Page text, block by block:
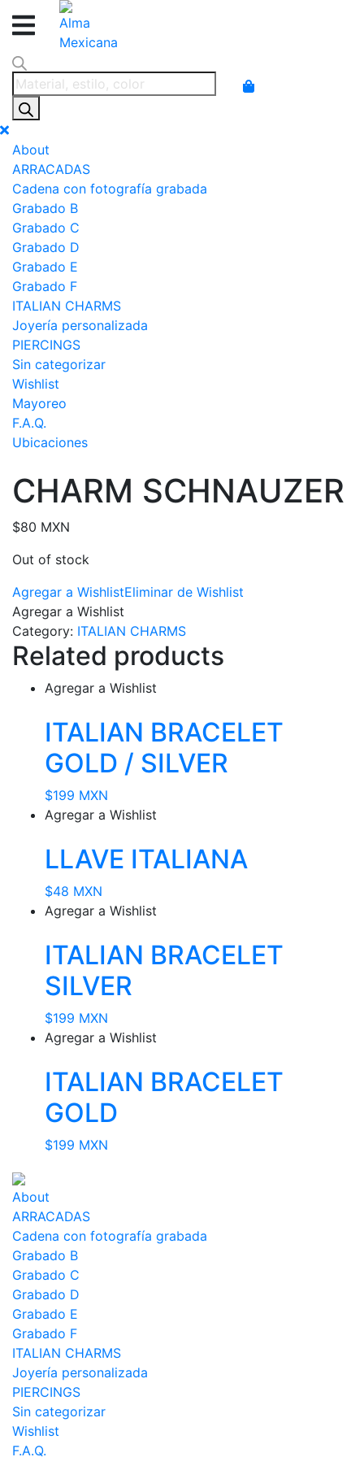
Products
search
About
ARRACADAS
Cadena con fotografía grabada
Grabado B
Grabado C
Grabado D
Grabado E
Grabado F
ITALIAN CHARMS
Joyería personalizada
PIERCINGS
Sin categorizar
Wishlist
Mayoreo
F.A.Q.
Ubicaciones
CHARM SCHNAUZER
$80 MXN
Out of stock
Agregar a WishlistEliminar de Wishlist
Agregar a Wishlist
Category: ITALIAN CHARMS
Related products
Agregar a Wishlist
ITALIAN BRACELET
GOLD / SILVER
$199 MXN
Agregar a Wishlist
LLAVE ITALIANA
$48 MXN
Agregar a Wishlist
ITALIAN BRACELET
SILVER
$199 MXN
Agregar a Wishlist
ITALIAN BRACELET
GOLD
$199 MXN
About
ARRACADAS
Cadena con fotografía grabada
Grabado B
Grabado C
Grabado D
Grabado E
Grabado F
ITALIAN CHARMS
Joyería personalizada
PIERCINGS
Sin categorizar
Wishlist
F.A.Q.